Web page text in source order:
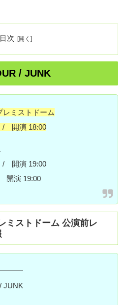
目次
/ JUNK
ミストドーム
開演 18:00
開演 19:00
開演 19:00
ミストドーム 公演前レ
JUNK